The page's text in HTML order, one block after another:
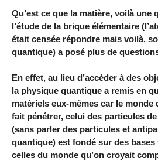
Qu’est ce que la matière, voilà une
l’étude de la brique élémentaire
était censée répondre mais voilà,
quantique) a posé plus de
En effet, au lieu d’accéder à des
la physique quantique a remis en
matériels eux-mêmes car le monde
fait pénétrer, celui des particules
(sans parler des particules et
quantique) est fondé sur des
celles du monde qu’on croyait